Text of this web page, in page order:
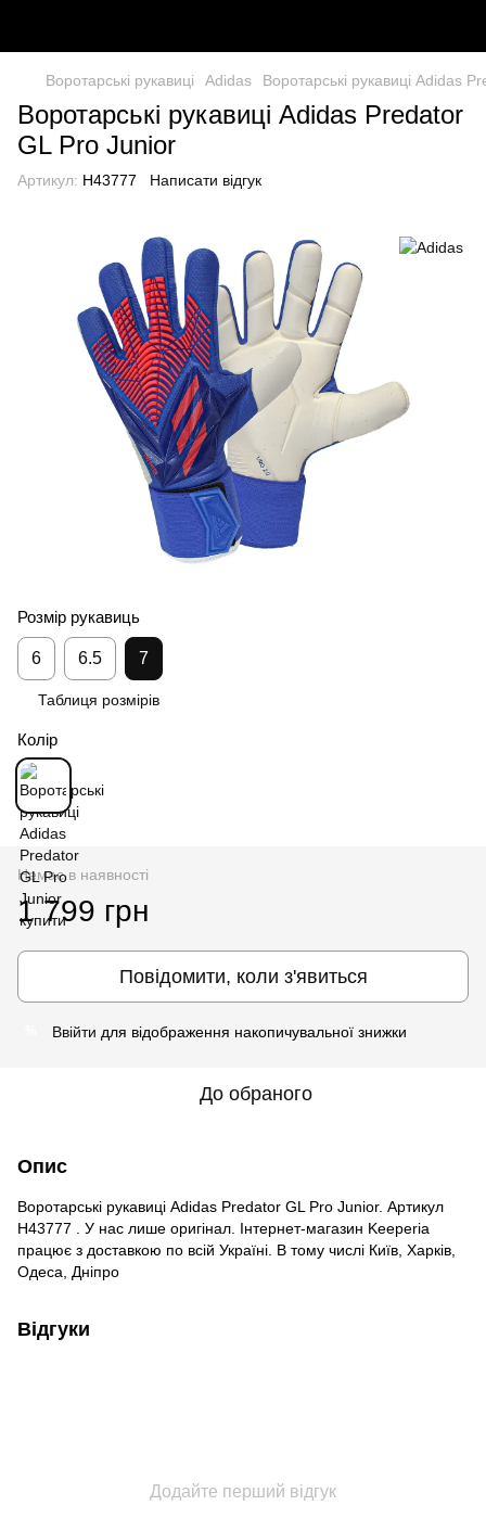
Воротарські рукавиці Adidas Воротарські рукавиці Adidas
Воротарські рукавиці Adidas Predator
GL Pro Junior
Артикул: H43777 Написати відгук
Розмір рукавиць
6 6.5 7
Таблиця розмірів
Колір
Немає в наявності
1 799 грн
Повідомити, коли з'явиться
Ввійти для відображення накопичувальної знижки
До обраного
Опис
Воротарські рукавиці Adidas Predator GL Pro Junior. Артикул
H43777 . У нас лише оригінал. Інтернет-магазин Keeperia
працює з доставкою по всій Україні. В тому числі Київ, Харків,
Одеса, Дніпро
Відгуки
Додайте перший відгук